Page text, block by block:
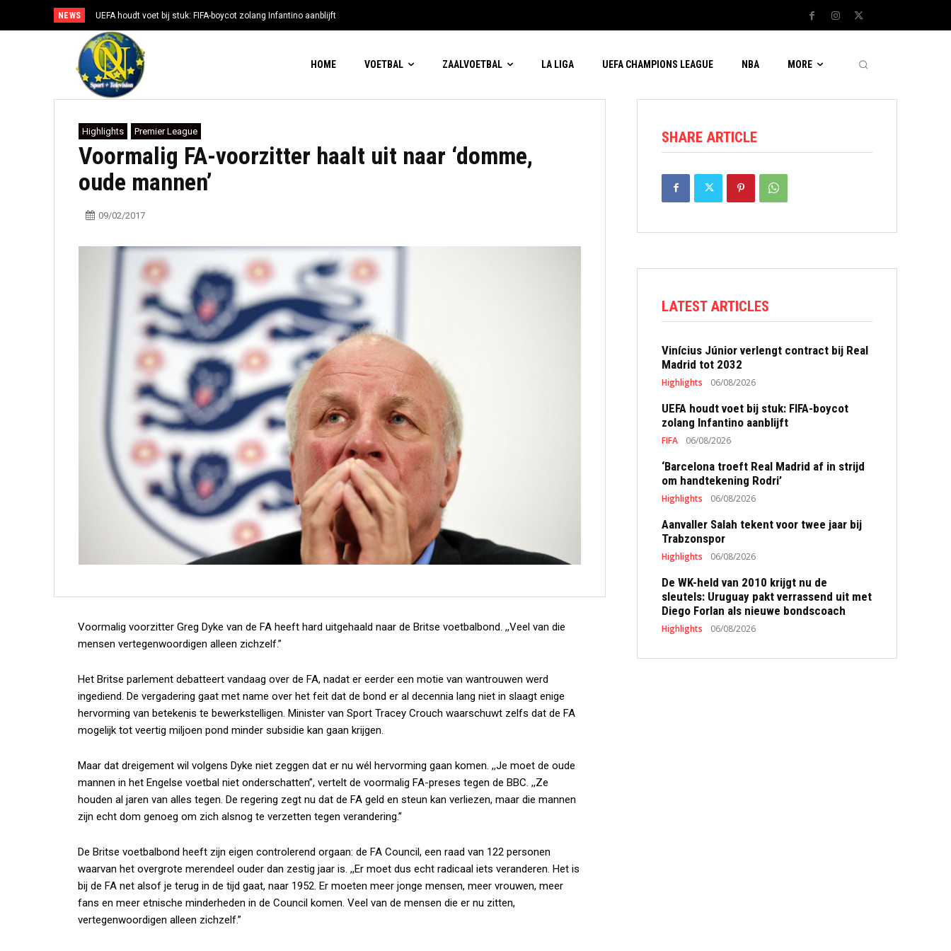
NEWS UEFA houdt voet bij stuk: FIFA-boycot zolang Infantino aanblijft
HOME VOETBAL ZAALVOETBAL LA LIGA UEFA CHAMPIONS LEAGUE NBA MORE
Highlights Premier League
Voormalig FA-voorzitter haalt uit naar ‘domme,
oude mannen’
09/02/2017
Voormalig voorzitter Greg Dyke van de FA heeft hard uitgehaald naar de Britse voetbalbond. ,,Veel van die
mensen vertegenwoordigen alleen zichzelf.”
Het Britse parlement debatteert vandaag over de FA, nadat er eerder een motie van wantrouwen werd
ingediend. De vergadering gaat met name over het feit dat de bond er al decennia lang niet in slaagt enige
hervorming van betekenis te bewerkstelligen. Minister van Sport Tracey Crouch waarschuwt zelfs dat de FA
mogelijk tot veertig miljoen pond minder subsidie kan gaan krijgen.
Maar dat dreigement wil volgens Dyke niet zeggen dat er nu wél hervorming gaan komen. ,,Je moet de oude
mannen in het Engelse voetbal niet onderschatten”, vertelt de voormalig FA-preses tegen de BBC. ,,Ze
houden al jaren van alles tegen. De regering zegt nu dat de FA geld en steun kan verliezen, maar die mannen
zijn echt dom genoeg om zich alsnog te verzetten tegen verandering.”
De Britse voetbalbond heeft zijn eigen controlerend orgaan: de FA Council, een raad van 122 personen
waarvan het overgrote merendeel ouder dan zestig jaar is. ,,Er moet dus echt radicaal iets veranderen. Het is
bij de FA net alsof je terug in de tijd gaat, naar 1952. Er moeten meer jonge mensen, meer vrouwen, meer
fans en meer etnische minderheden in de Council komen. Veel van de mensen die er nu zitten,
vertegenwoordigen alleen zichzelf.”
SHARE ARTICLE
LATEST ARTICLES
Vinícius Júnior verlengt contract bij Real
Madrid tot 2032
Highlights 06/08/2026
UEFA houdt voet bij stuk: FIFA-boycot
zolang Infantino aanblijft
FIFA 06/08/2026
‘Barcelona troeft Real Madrid af in strijd
om handtekening Rodri’
Highlights 06/08/2026
Aanvaller Salah tekent voor twee jaar bij
Trabzonspor
Highlights 06/08/2026
De WK-held van 2010 krijgt nu de
sleutels: Uruguay pakt verrassend uit met
Diego Forlan als nieuwe bondscoach
Highlights 06/08/2026